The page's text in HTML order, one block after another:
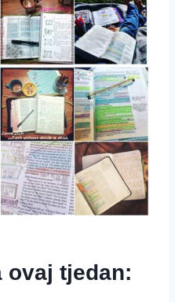
ovaj tjedan: